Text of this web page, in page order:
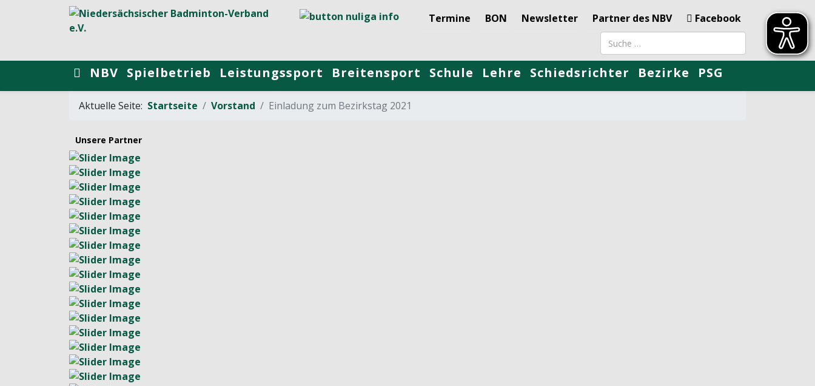
Termine BON Newsletter Partner des NBV
Facebook
Suchbegriff
NBV Spielbetrieb Leistungssport Breitensport Schule Lehre Schiedsrichter Bezirke PSG
Aktuelle Seite: Startseite Vorstand Einladung zum Bezirkstag 2021
Unsere Partner